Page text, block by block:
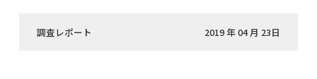
調査レポート 2019 年 04 月 23日